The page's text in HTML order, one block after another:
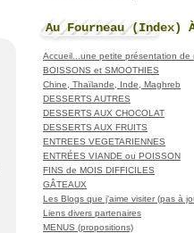
Au Fourneau
Accueil...une petite présentation de
BOISSONS et SMOOTHIES
Chine, Thaïlande, Inde, Maghreb
DESSERTS AUTRES
DESSERTS AUX CHOCOLAT
DESSERTS AUX FRUITS
ENTREES VEGETARIENNES
ENTRÉES VIANDE ou POISSON
FINS de MOIS DIFFICILES
GÂTEAUX
Les Blogs que j'aime visiter (pas à
Liens divers partenaires
MENUS (propositions)